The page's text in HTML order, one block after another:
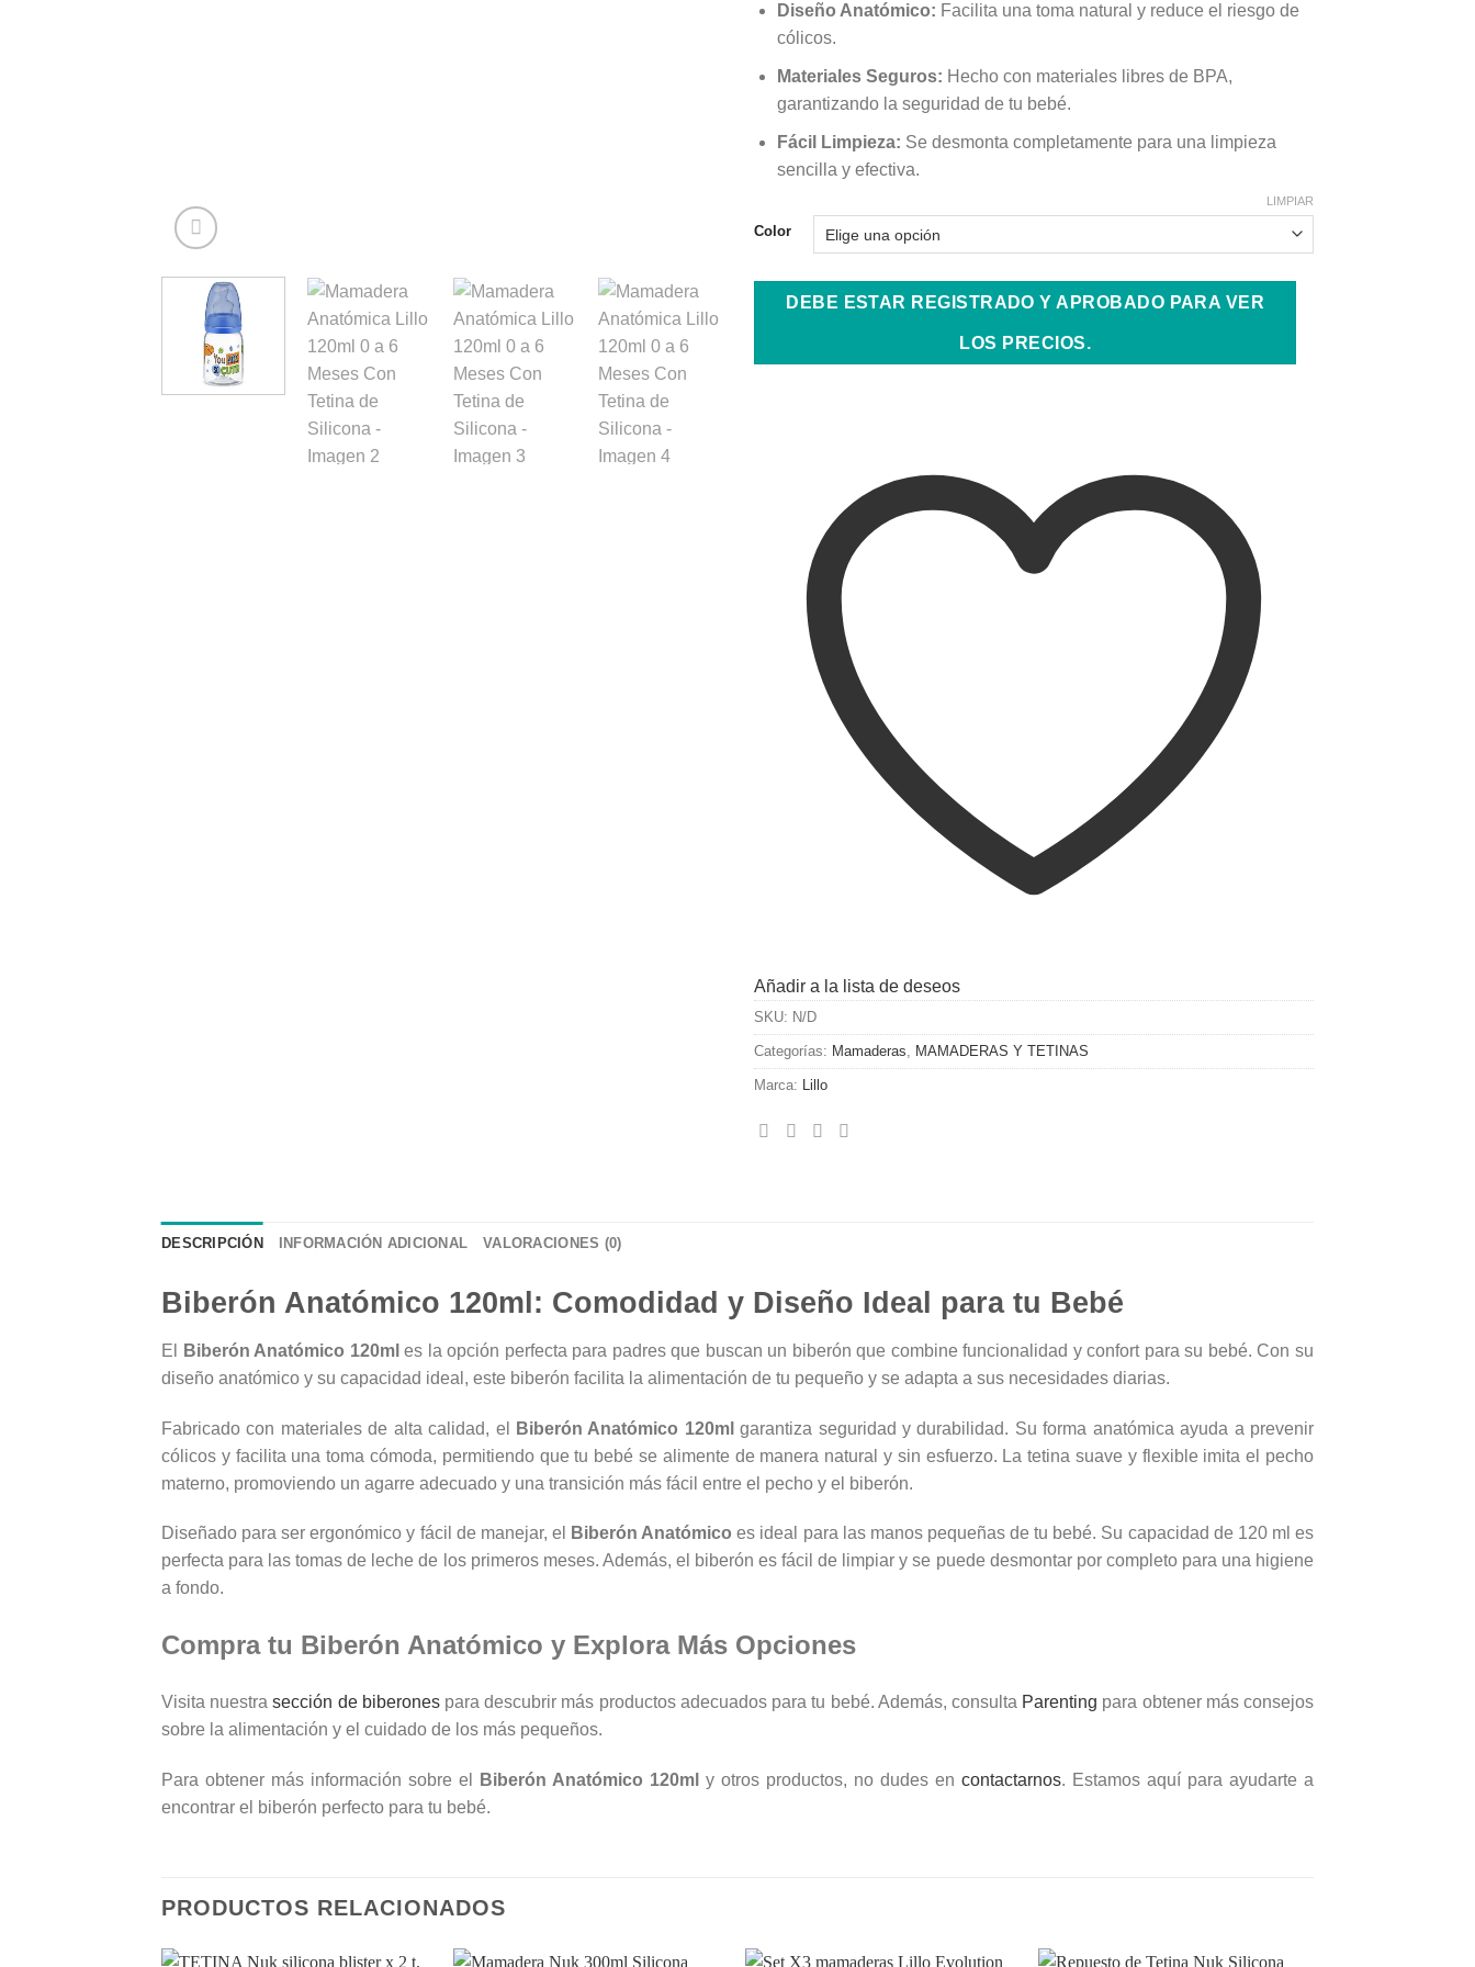
Diseño Anatómico: Facilita una toma natural y reduce el riesgo de
cólicos.
Materiales Seguros: Hecho con materiales libres de BPA,
garantizando la seguridad de tu bebé.
Fácil Limpieza: Se desmonta completamente para una limpieza
sencilla y efectiva.
Color
LIMPIAR
DEBE ESTAR REGISTRADO Y APROBADO PARA VER
LOS PRECIOS.
Añadir a la lista de deseos
SKU: N/D
Categorías: Mamaderas MAMADERAS Y TETINAS
Marca: Lillo
DESCRIPCIÓN INFORMACIÓN ADICIONAL VALORACIONES (0)
Biberón Anatómico 120ml: Comodidad y Diseño Ideal para tu Bebé
El Biberón Anatómico 120ml es la opción perfecta para padres que buscan un biberón que combine funcionalidad y confort para su bebé. Con su
diseño anatómico y su capacidad ideal, este biberón facilita la alimentación de tu pequeño y se adapta a sus necesidades diarias.
Fabricado con materiales de alta calidad, el Biberón Anatómico 120ml garantiza seguridad y durabilidad. Su forma anatómica ayuda a prevenir
cólicos y facilita una toma cómoda, permitiendo que tu bebé se alimente de manera natural y sin esfuerzo. La tetina suave y flexible imita el pecho
materno, promoviendo un agarre adecuado y una transición más fácil entre el pecho y el biberón.
Diseñado para ser ergonómico y fácil de manejar, el Biberón Anatómico es ideal para las manos pequeñas de tu bebé. Su capacidad de 120 ml es
perfecta para las tomas de leche de los primeros meses. Además, el biberón es fácil de limpiar y se puede desmontar por completo para una higiene
a fondo.
Compra tu Biberón Anatómico y Explora Más Opciones
Visita nuestrasección de biberonespara descubrir más productos adecuados para tu bebé. Además, consulta Parenting para obtener más consejos
sobre la alimentación y el cuidado de los más pequeños.
Para obtener más información sobre el Biberón Anatómico 120ml y otros productos, no dudes en contactarnos. Estamos aquí para ayudarte a
encontrar el biberón perfecto para tu bebé.
PRODUCTOS RELACIONADOS